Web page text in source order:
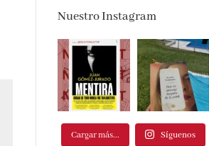
Nuestro Instagram
Cargar más... Síguenos